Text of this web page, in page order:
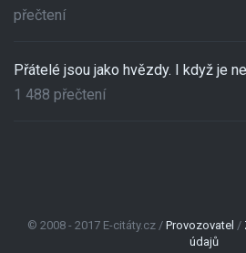
přečtení
Přátelé jsou jako hvězdy. I když je
1 488 přečtení
© 2008 - 2017 E-citáty.cz / Provozovatel /
údajů